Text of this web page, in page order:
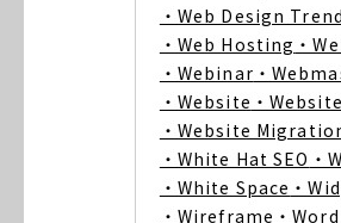
・Web Design
・Web Hosting ・
・Webinar ・
・Website ・
・Website
・White Hat SEO ・
・White Space ・
・Wireframe ・